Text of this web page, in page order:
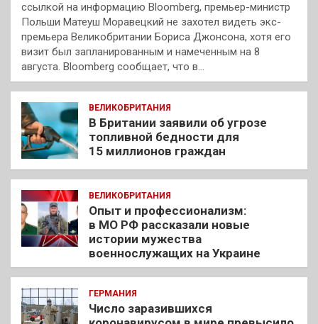
ссылкой на информацию Bloomberg, премьер-министр
Польши Матеуш Моравецкий не захотел видеть экс-
премьера Великобритании Бориса Джонсона, хотя его
визит был запланированным и намеченным на 8
августа. Bloomberg сообщает, что в…
ВЕЛИКОБРИТАНИЯ
В Британии заявили об угрозе
топливной бедности для
15 миллионов граждан
ВЕЛИКОБРИТАНИЯ
Опыт и профессионализм:
в МО РФ рассказали новые
истории мужества
военнослужащих на Украине
ГЕРМАНИЯ
Число заразившихся